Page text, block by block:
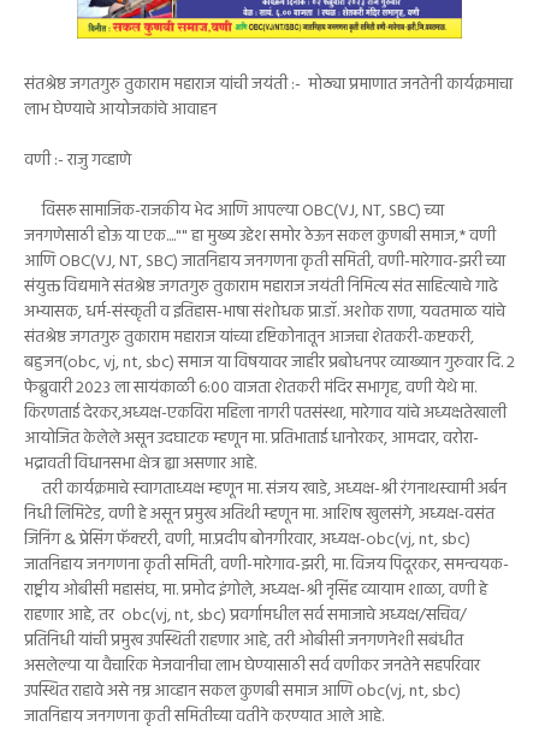
संतश्रेष्ठ जगतगुरु तुकाराम महाराज यांची जयंती :- मोठ्या प्रमाणात जनतेनी कार्यक्रमाचा
लाभ घेण्याचे आयोजकांचे आवाहन
वणी :- राजु गव्हाणे
विसरू सामाजिक-राजकीय भेद आणि आपल्या OBC(VJ, NT, SBC) च्या
जनगणेसाठी होऊ या एक...."" हा मुख्य उद्देश समोर ठेऊन सकल कुणबी समाज,* वणी
आणि OBC(VJ, NT, SBC) जातनिहाय जनगणना कृती समिती, वणी-मारेगाव-झरी च्या
संयुक्त विद्यमाने संतश्रेष्ठ जगतगुरु तुकाराम महाराज जयंती निमित्य संत साहित्याचे गाढे
अभ्यासक, धर्म-संस्कृती व इतिहास-भाषा संशोधक प्रा.डॉ. अशोक राणा, यवतमाळ यांचे
संतश्रेष्ठ जगतगुरु तुकाराम महाराज यांच्या दृष्टिकोनातून आजचा शेतकरी-कष्टकरी,
बहुजन(obc, vj, nt, sbc) समाज या विषयावर जाहीर प्रबोधनपर व्याख्यान गुरुवार दि. 2
फेब्रुवारी 2023 ला सायंकाळी 6:00 वाजता शेतकरी मंदिर सभागृह, वणी येथे मा.
किरणताई देरकर,अध्यक्ष-एकविरा महिला नागरी पतसंस्था, मारेगाव यांचे अध्यक्षतेखाली
आयोजित केलेले असून उदघाटक म्हणून मा. प्रतिभाताई धानोरकर, आमदार, वरोरा-
भद्रावती विधानसभा क्षेत्र ह्या असणार आहे.
तरी कार्यक्रमाचे स्वागताध्यक्ष म्हणून मा. संजय खाडे, अध्यक्ष-श्री रंगनाथस्वामी अर्बन
निधी लिमिटेड, वणी हे असून प्रमुख अतिथी म्हणून मा. आशिष खुलसंगे, अध्यक्ष-वसंत
जिनिंग & प्रेसिंग फॅक्टरी, वणी, मा.प्रदीप बोनगीरवार, अध्यक्ष-obc(vj, nt, sbc)
जातनिहाय जनगणना कृती समिती, वणी-मारेगाव-झरी, मा. विजय पिदूरकर, समन्वयक-
राष्ट्रीय ओबीसी महासंघ, मा. प्रमोद इंगोले, अध्यक्ष-श्री नृसिंह व्यायाम शाळा, वणी हे
राहणार आहे, तर obc(vj, nt, sbc) प्रवर्गामधील सर्व समाजाचे अध्यक्ष/सचिव/
प्रतिनिधी यांची प्रमुख उपस्थिती राहणार आहे, तरी ओबीसी जनगणनेशी सबंधीत
असलेल्या या वैचारिक मेजवानीचा लाभ घेण्यासाठी सर्व वणीकर जनतेने सहपरिवार
उपस्थित राहावे असे नम्र आव्हान सकल कुणबी समाज आणि obc(vj, nt, sbc)
जातनिहाय जनगणना कृती समितीच्या वतीने करण्यात आले आहे.